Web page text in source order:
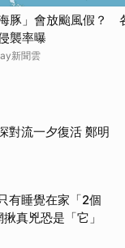
海豚」會放颱風假？
襲率曝
新聞雲
對流一夕復活 鄭明
有睡覺在家「2個
真兇恐是「它」